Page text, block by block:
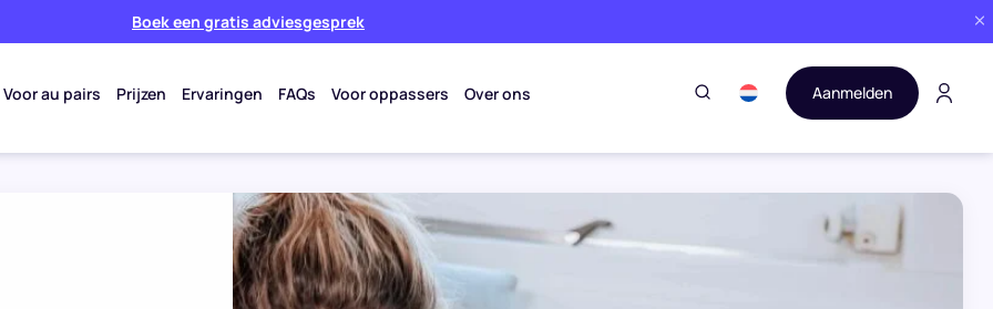
Boek een gratis adviesgesprek
Voor au pairs Prijzen Ervaringen FAQs Voor oppassers Over ons Aanmelden